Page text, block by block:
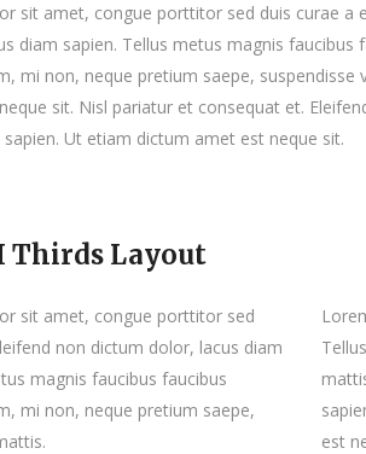
sit amet, congue porttitor sed duis curae a
diam sapien. Tellus metus magnis faucibus
mi non, neque pretium saepe, suspendisse
sit. Nisl pariatur et consequat et.
Ut etiam dictum amet est neque sit.
Thirds Layout
sit amet, congue porttitor sed
non dictum dolor, lacus diam
magnis faucibus faucibus
mi non, neque pretium saepe,
est